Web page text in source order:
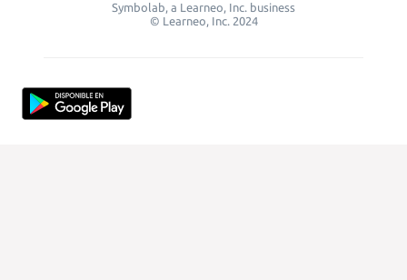
Symbolab, a Learneo, Inc. business
© Learneo, Inc. 2024